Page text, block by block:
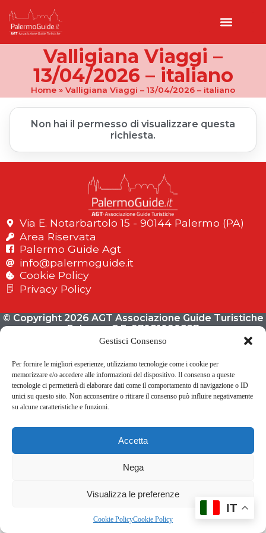
Gestisci Consenso
Per fornire le migliori esperienze, utilizziamo tecnologie come i cookie per
memorizzare e/o accedere alle informazioni del dispositivo. Il consenso a queste
tecnologie ci permetterà di elaborare dati come il comportamento di navigazione o ID
unici su questo sito. Non acconsentire o ritirare il consenso può influire negativamente
su alcune caratteristiche e funzioni.
Accetta
Nega
Visualizza le preferenze
Cookie PolicyCookie Policy
Valligiana Viaggi –
13/04/2026 – italiano
Home » Valligiana Viaggi – 13/04/2026 – italiano
Non hai il permesso di visualizzare questa
richiesta.
Via E. Notarbartolo 15 - 90144 Palermo (PA)
Area Riservata
Palermo Guide Agt
info@palermoguide.it
Cookie Policy
Privacy Policy
© Copyright 2026 AGT Associazione Guide Turistiche
Palermo C.F. 97081090827
IT